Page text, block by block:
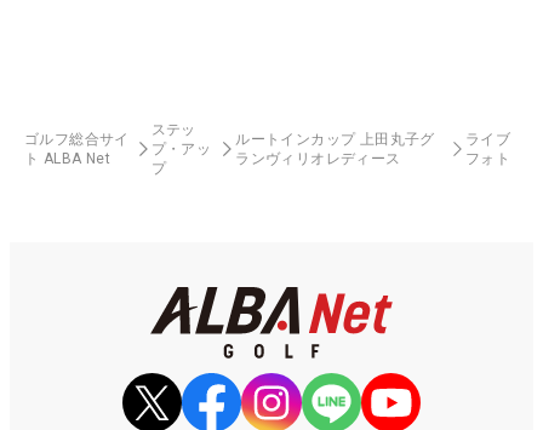
ゴルフ総合サイ
ト ALBA Net
ステッ
プ・アッ
プ
ルートインカップ 上田丸子グ
ランヴィリオレディース
ライブ
フォト